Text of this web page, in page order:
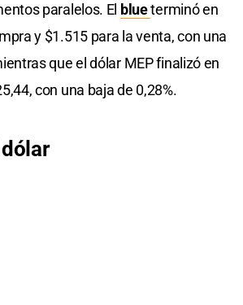
paralelos. El blueterminó en
y $1.515 para la venta, con una
que el dólar MEP finalizó en
con una baja de 0,28%.